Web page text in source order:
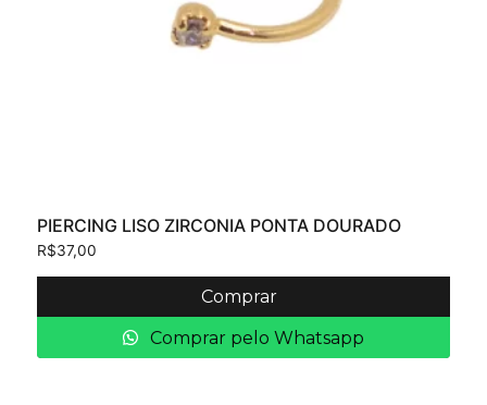
PIERCING LISO ZIRCONIA PONTA DOURADO
R$37,00
Comprar
Comprar pelo Whatsapp